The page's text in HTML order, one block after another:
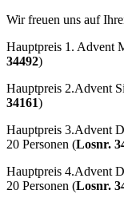
Wir freuen uns auf
Hauptpreis 1. Advent
34492)
Hauptpreis 2.Advent
34161)
Hauptpreis 3.Advent
20 Personen (Losnr.
Hauptpreis 4.Advent
20 Personen (Losnr.